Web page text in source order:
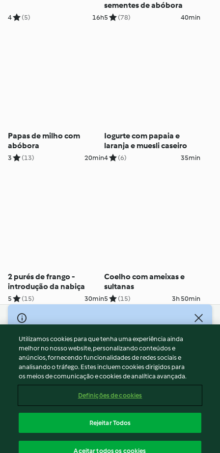
4 (5) 16h
sementes de abóbora
5 (78) 40min
Papas de milho com
abóbora
3 (13) 20min
Iogurte com papaia e
laranja e muesli caseiro
4 (6) 35min
2 purés de frango -
introdução da nabiça
5 (15) 30min
Coelho com ameixas e
sultanas
5 (15) 3h 50min
© Copyright 2026
Termos de Utilização
Aviso sobre Proteção de Dados
Aviso
Apoio legal
Conteúdo do relatório
Declaração de acessibilidade
Utilizamos cookies para que tenha uma experiência ainda
melhor no nosso website, personalizando conteúdos e
anúncios, fornecendo funcionalidades de redes sociais e
analisando o tráfego. Estes incluem cookies dirigidos para
os meios de comunicação e cookies de analítica avançada.
Definições de cookies
Rejeitar Todos
Aceitar todos os cookies